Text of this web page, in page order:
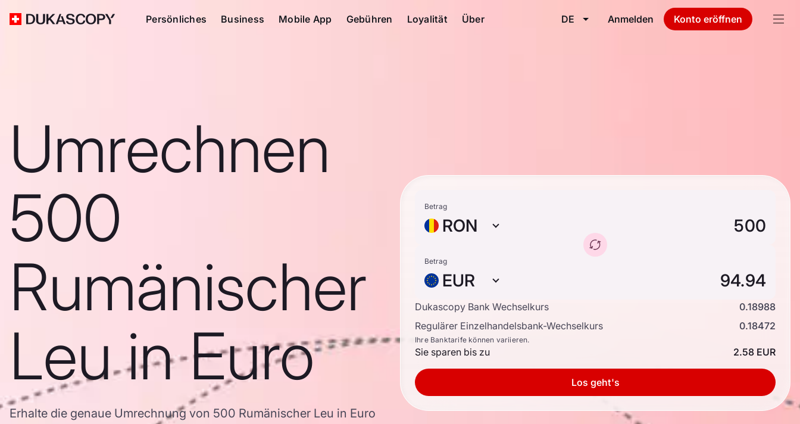
Persönliches Business Mobile App Gebühren Loyalität Über DE Anmelden Konto eröffnen
Umrechnen
500
Rumänischer
Leu in Euro
Erhalte die genaue Umrechnung von 500 Rumänischer Leu in Euro
Betrag
RON
Betrag
EUR
Dukascopy Bank Wechselkurs
0.18988
Regulärer Einzelhandelsbank-Wechselkurs
0.18472
Ihre Banktarife können variieren.
Sie sparen bis zu 2.58 EUR
Los geht's